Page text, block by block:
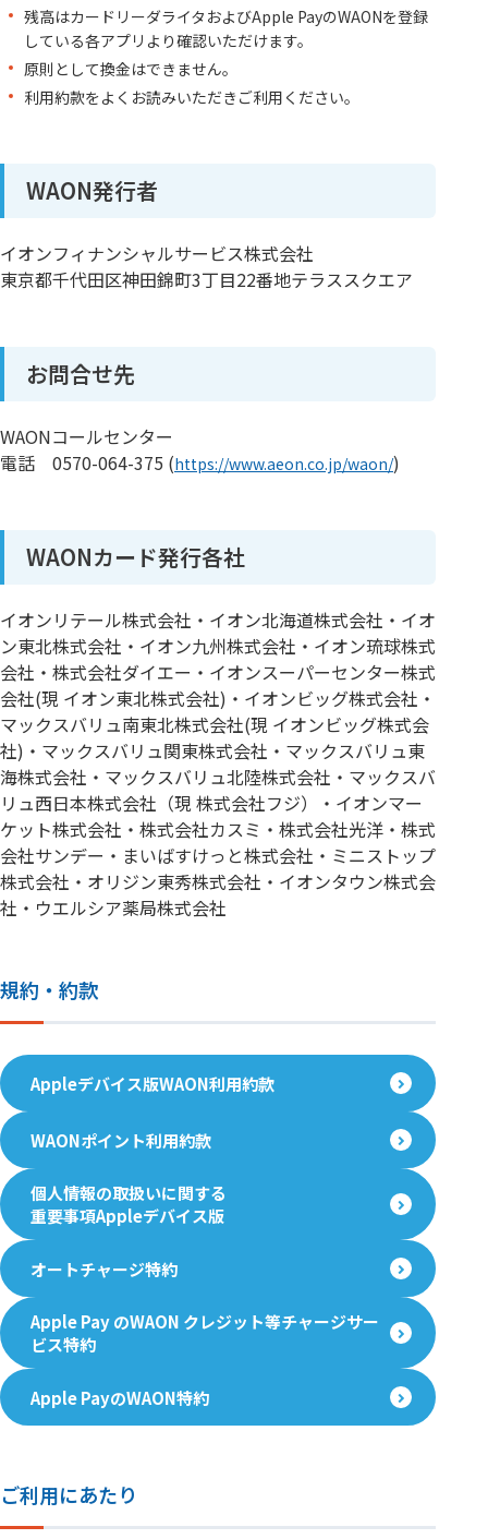
残高はカードリーダライタおよびApple PayのWAONを登録
している各アプリより確認いただけます。
原則として換金はできません。
利用約款をよくお読みいただきご利用ください。
WAON発行者
イオンフィナンシャルサービス株式会社
東京都千代田区神田錦町3丁目22番地テラススクエア
お問合せ先
WAONコールセンター
電話 0570-064-375 (https://www.aeon.co.jp/waon/)
WAONカード発行各社
イオンリテール株式会社・イオン北海道株式会社・イオ
ン東北株式会社・イオン九州株式会社・イオン琉球株式
会社・株式会社ダイエー・イオンスーパーセンター株式
会社(現 イオン東北株式会社)・イオンビッグ株式会社・
マックスバリュ南東北株式会社(現 イオンビッグ株式会
社)・マックスバリュ関東株式会社・マックスバリュ東
海株式会社・マックスバリュ北陸株式会社・マックスバ
リュ西日本株式会社（現 株式会社フジ）・イオンマー
ケット株式会社・株式会社カスミ・株式会社光洋・株式
会社サンデー・まいばすけっと株式会社・ミニストップ
株式会社・オリジン東秀株式会社・イオンタウン株式会
社・ウエルシア薬局株式会社
規約・約款
Appleデバイス版WAON利用約款
WAONポイント利用約款
個人情報の取扱いに関する
重要事項Appleデバイス版
オートチャージ特約
Apple Pay のWAON クレジット等チャージサー
ビス特約
Apple PayのWAON特約
ご利用にあたり